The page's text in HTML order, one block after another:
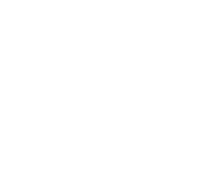
La entrega de
Neville, en un acto
Andalucía y la
de la Legión, se
categorías, como la
España o la